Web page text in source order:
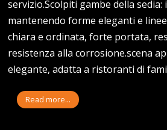
servizio.Scolpiti gambe della
mantenendo forme eleganti e
chiara e ordinata, forte portata,
resistenza alla corrosione.scena
elegante, adatta a ristoranti di
Read more...